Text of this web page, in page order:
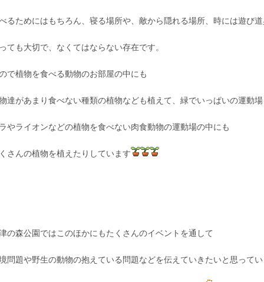
るためにはもちろん、寝る場所や、敵から隠れる場所、時には遊び
ても大切で、なくてはならない存在です。
で植物を食べる動物のお部屋の中にも
達があまり食べない種類の植物なども植えて、緑でいっぱいの運動
ラやライオンなどの植物を食べない肉食動物の運動場の中にも
さんの植物を植えたりしています
の森公園ではこのほかにもたくさんのイベントを通して
問題や野生の動物の抱えている問題などを伝えていきたいと思って